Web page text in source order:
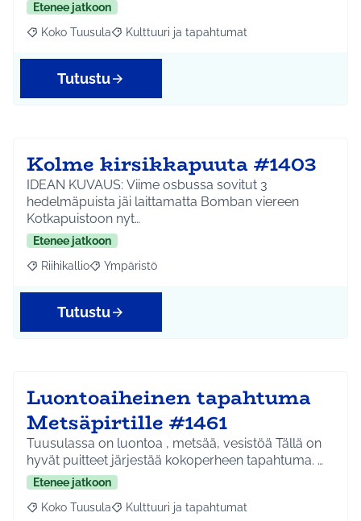
Etenee jatkoon
Rajaa tulokset aihepiirin mukaan: Koko Tuusula
Koko Tuusula Rajaa tulokset teeman mukaan: Kulttuuri ja
Kulttuuri ja tapahtumat
Tutustu
Kolme kirsikkapuuta #1403
IDEAN KUVAUS: Viime osbussa sovitut 3
hedelmäpuista jäi laittamatta Bomban viereen
Kotkapuistoon nyt…
Etenee jatkoon
Rajaa tulokset aihepiirin mukaan: Riihikallio
Riihikallio Rajaa tulokset teeman mukaan: Ympäristö
Ympäristö
Tutustu
Luontoaiheinen tapahtuma
Metsäpirtille #1461
Tuusulassa on luontoa , metsää, vesistöä Tällä on
hyvät puitteet järjestää kokoperheen tapahtuma. …
Etenee jatkoon
Rajaa tulokset aihepiirin mukaan: Koko Tuusula
Koko Tuusula Rajaa tulokset teeman mukaan: Kulttuuri ja
Kulttuuri ja tapahtumat